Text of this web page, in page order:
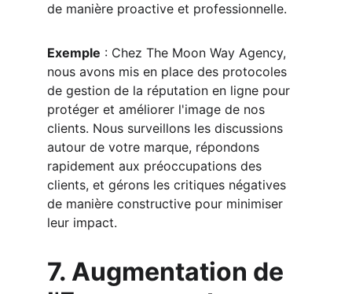
de manière proactive et professionnelle.
Exemple : Chez The Moon Way Agency,
nous avons mis en place des protocoles
de gestion de la réputation en ligne pour
protéger et améliorer l'image de nos
clients. Nous surveillons les discussions
autour de votre marque, répondons
rapidement aux préoccupations des
clients, et gérons les critiques négatives
de manière constructive pour minimiser
leur impact.
7. Augmentation de